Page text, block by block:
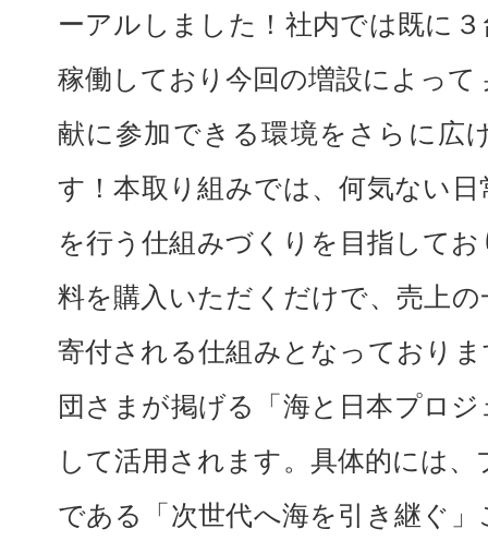
ーアルしました！社内では既に
稼働しており今回の増設によって
献に参加できる環境をさらに広
す！本取り組みでは、何気ない
を行う仕組みづくりを目指して
料を購入いただくだけで、売上
寄付される仕組みとなっており
団さまが掲げる「海と日本プロ
して活用されます。具体的には
である「次世代へ海を引き継ぐ